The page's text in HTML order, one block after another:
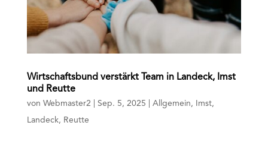
Wirtschaftsbund verstärkt Team in Landeck, Imst
und Reutte
von Webmaster2 Sep. 5, 2025 Allgemein, Imst,
Landeck, Reutte